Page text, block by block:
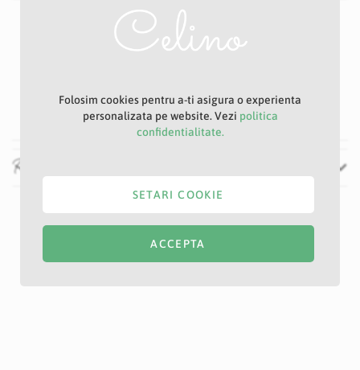
P31S
42 cm
Recenzii
Folosim cookies pentru a-ti asigura o experienta
personalizata pe website. Vezi politica
confidentialitate.
ACCEPTA
SETARI COOKIE